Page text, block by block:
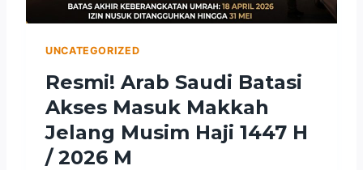
R
B
M
I
L
A
S
UNCATEGORIZED
Resmi! Arab Saudi Batasi
Akses Masuk Makkah
Jelang Musim Haji 1447 H
/ 2026 M